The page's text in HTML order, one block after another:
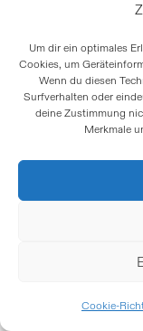
Um dir ein optimales
Cookies, um
Wenn du diesen
Surfverhalten oder
deine Zustimmung
Merkmale
Cookie-
Gewinnern in
Architecture».
Zum Projekt